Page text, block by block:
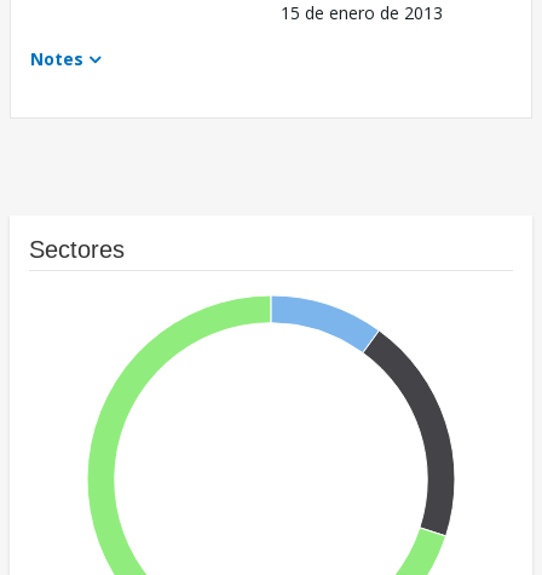
15 de enero de 2013
Notes
Sectores